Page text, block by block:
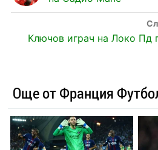
Ключов играч на Локо Пд
Още от Франция